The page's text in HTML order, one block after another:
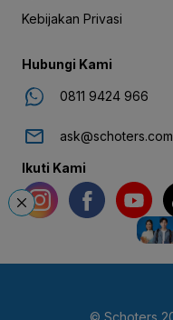
Kebijakan Privasi
Hubungi Kami
0811 9424 966
ask@schoters.com
Ikuti Kami
© Schoters